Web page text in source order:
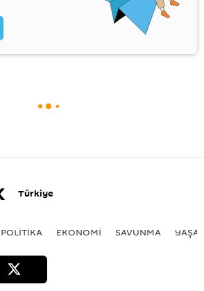
Türkiye
POLİTİKA EKONOMİ SAVUNMA